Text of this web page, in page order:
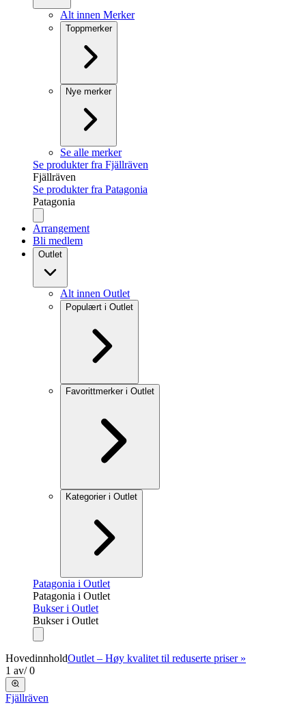
Alt innen Merker
Toppmerker
Nye merker
Se alle merker
Se produkter fra Fjällräven
Fjällräven
Se produkter fra Patagonia
Patagonia
Arrangement
Bli medlem
Outlet
Alt innen Outlet
Populært i Outlet
Favorittmerker i Outlet
Kategorier i Outlet
Patagonia i Outlet
Patagonia i Outlet
Bukser i Outlet
Bukser i Outlet
HovedinnholdOutlet – Høy kvalitet til reduserte priser »
1 av/ 0
Fjällräven